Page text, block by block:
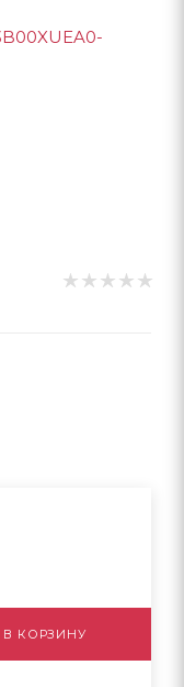
В КОРЗИНУ